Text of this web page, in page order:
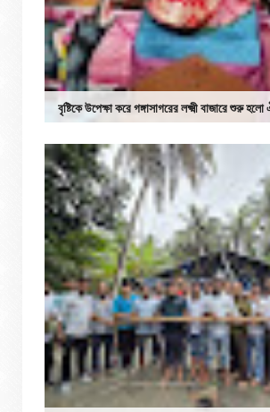
বৃষ্টিকে উপেক্ষা করে গঙ্গাসাগরের লক্ষ্মী বাজারে শুরু